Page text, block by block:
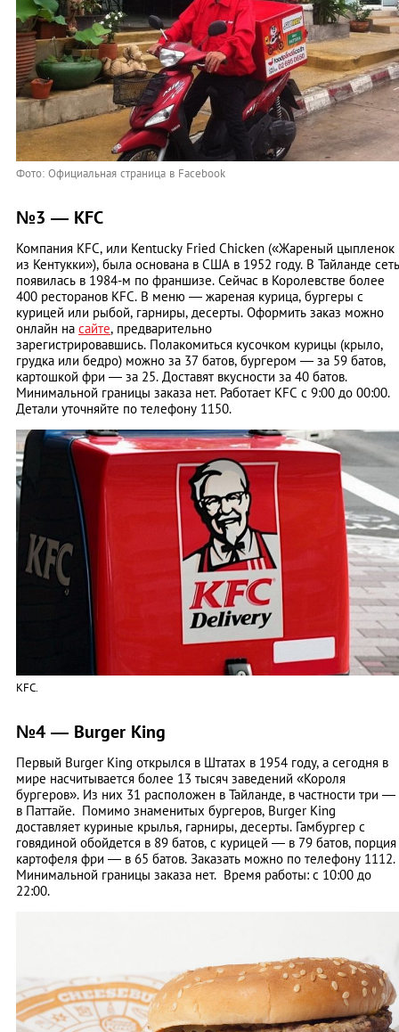
Фото: Официальная страница в Facebook
№3 — KFC
Компания KFC, или Kentuсky Fried Chicken («Жареный цыпленок
из Кентукки»), была основана в США в 1952 году. В Тайланде сеть
появилась в 1984-м по франшизе. Сейчас в Королевстве более
400 ресторанов KFC. В меню — жареная курица, бургеры с
курицей или рыбой, гарниры, десерты. Оформить заказ можно
онлайн на сайте, предварительно
зарегистрировавшись. Полакомиться кусочком курицы (крыло,
грудка или бедро) можно за 37 батов, бургером — за 59 батов,
картошкой фри — за 25. Доставят вкусности за 40 батов.
Минимальной границы заказа нет. Работает KFC с 9:00 до 00:00.
Детали уточняйте по телефону 1150.
KFC.
№4 — Burger King
Первый Burger King открылся в Штатах в 1954 году, а сегодня в
мире насчитывается более 13 тысяч заведений «Короля
бургеров». Из них 31 расположен в Тайланде, в частности три —
в Паттайе. Помимо знаменитых бургеров, Burger King
доставляет куриные крылья, гарниры, десерты. Гамбургер с
говядиной обойдется в 89 батов, с курицей — в 79 батов, порция
картофеля фри — в 65 батов. Заказать можно по телефону 1112.
Минимальной границы заказа нет. Время работы: с 10:00 до
22:00.